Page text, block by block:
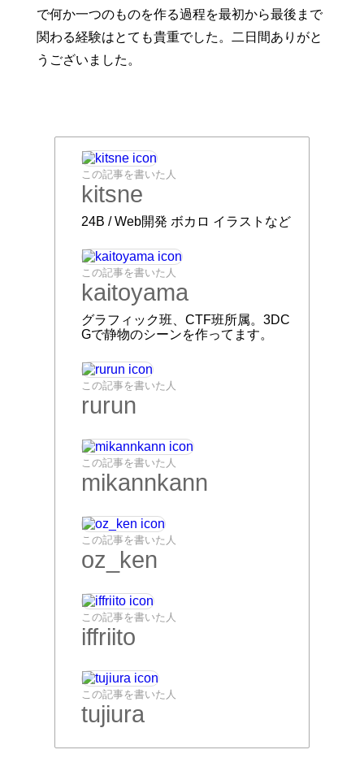
で何か一つのものを作る過程を最初から最後まで
関わる経験はとても貴重でした。二日間ありがと
うございました。
この記事を書いた人
kitsne
24B / Web開発 ボカロ イラストなど
この記事を書いた人
kaitoyama
グラフィック班、CTF班所属。3DC
Gで静物のシーンを作ってます。
この記事を書いた人
rurun
この記事を書いた人
mikannkann
この記事を書いた人
oz_ken
この記事を書いた人
iffriito
この記事を書いた人
tujiura